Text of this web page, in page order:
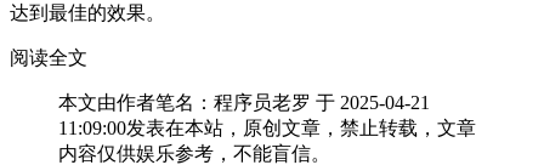
达到最佳的效果。
阅读全文
本文由作者笔名：程序员老罗 于 2025-04-21
11:09:00发表在本站，原创文章，禁止转载，文章
内容仅供娱乐参考，不能盲信。